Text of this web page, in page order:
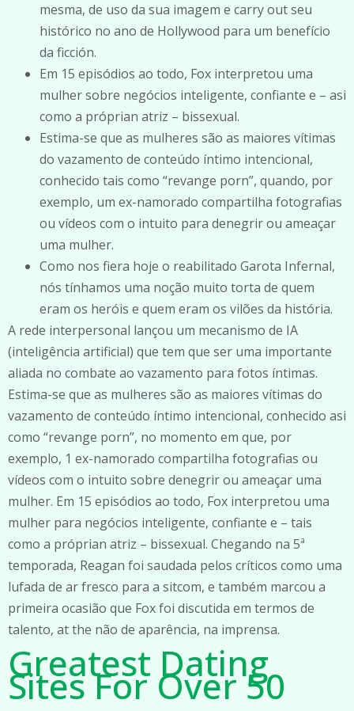
mesma, de uso da sua imagem e carry out seu
histórico no ano de Hollywood para um benefício
da ficción.
Em 15 episódios ao todo, Fox interpretou uma
mulher sobre negócios inteligente, confiante e – asi
como a próprian atriz – bissexual.
Estima-se que as mulheres são as maiores vítimas
do vazamento de conteúdo íntimo intencional,
conhecido tais como “revange porn”, quando, por
exemplo, um ex-namorado compartilha fotografias
ou vídeos com o intuito para denegrir ou ameaçar
uma mulher.
Como nos fiera hoje o reabilitado Garota Infernal,
nós tínhamos uma noção muito torta de quem
eram os heróis e quem eram os vilões da história.
A rede interpersonal lançou um mecanismo de IA
(inteligência artificial) que tem que ser uma importante
aliada no combate ao vazamento para fotos íntimas.
Estima-se que as mulheres são as maiores vítimas do
vazamento de conteúdo íntimo intencional, conhecido asi
como “revange porn”, no momento em que, por
exemplo, 1 ex-namorado compartilha fotografias ou
vídeos com o intuito sobre denegrir ou ameaçar uma
mulher. Em 15 episódios ao todo, Fox interpretou uma
mulher para negócios inteligente, confiante e – tais
como a próprian atriz – bissexual. Chegando na 5ª
temporada, Reagan foi saudada pelos críticos como uma
lufada de ar fresco para a sitcom, e também marcou a
primeira ocasião que Fox foi discutida em termos de
talento, at the não de aparência, na imprensa.
Greatest Dating
Sites For Over 50